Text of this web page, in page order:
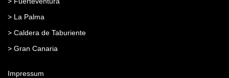
> La Palma
> Caldera de Taburiente
> Gran Canaria
Impressum